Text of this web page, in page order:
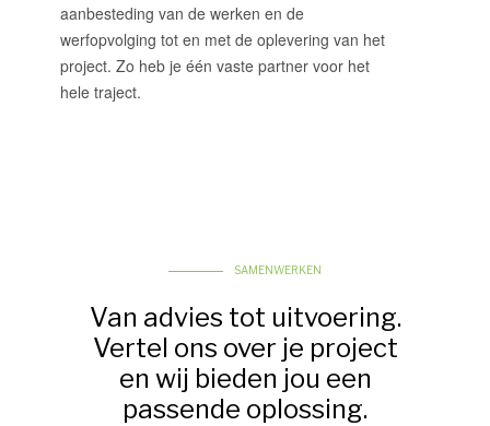
aanbesteding van de werken en de
werfopvolging tot en met de oplevering van het
project. Zo heb je één vaste partner voor het
hele traject.
SAMENWERKEN
Van advies tot uitvoering.
Vertel ons over je project
en wij bieden jou een
passende oplossing.